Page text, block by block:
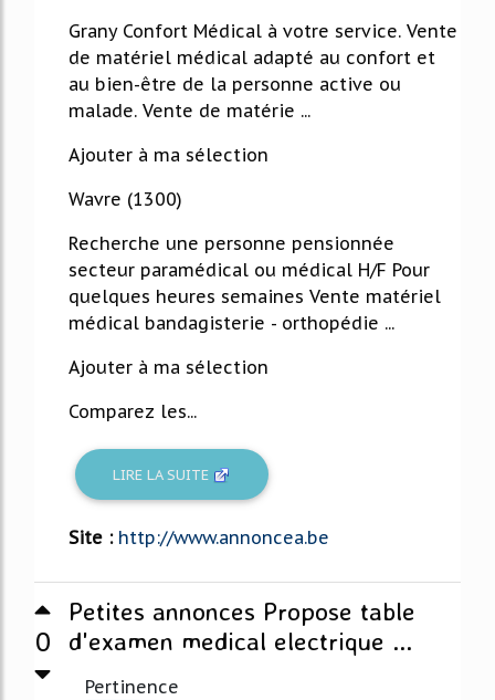
Grany Confort Médical à votre service. Vente
de matériel médical adapté au confort et
au bien-être de la personne active ou
malade. Vente de matérie ...
Ajouter à ma sélection
Wavre (1300)
Recherche une personne pensionnée
secteur paramédical ou médical H/F Pour
quelques heures semaines Vente matériel
médical bandagisterie - orthopédie ...
Ajouter à ma sélection
Comparez les...
LIRE LA SUITE
Site : http://www.annoncea.be
0
Petites annonces Propose table
d'examen medical electrique ...
Pertinence